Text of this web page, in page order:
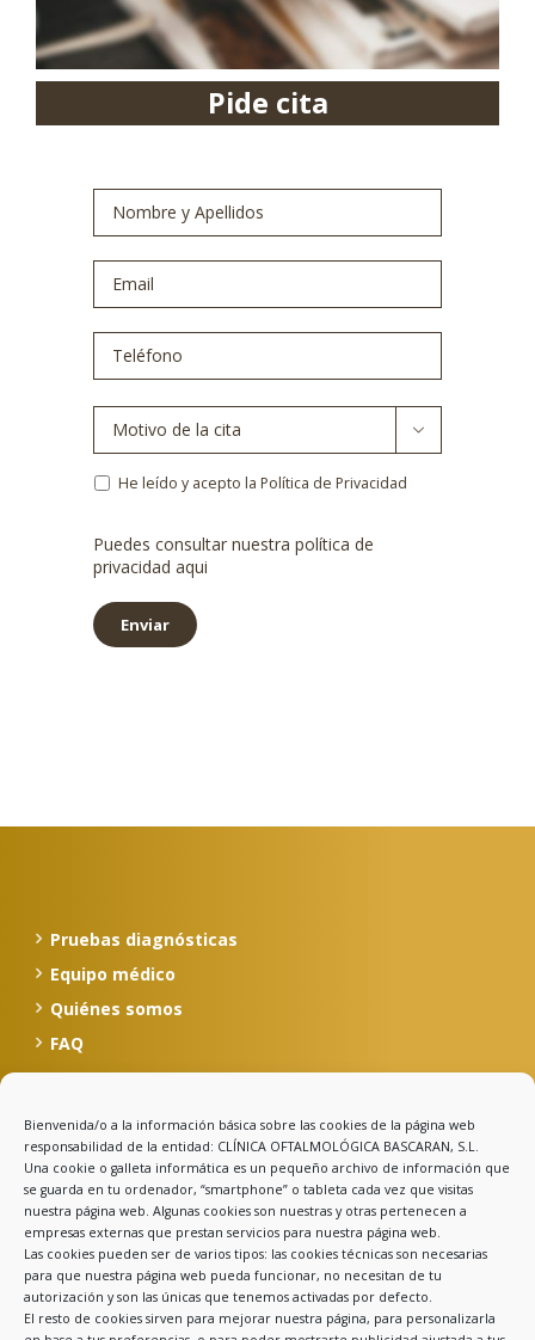
Bienvenida/o a la información básica sobre las cookies de la página web
responsabilidad de la entidad: CLÍNICA OFTALMOLÓGICA BASCARAN, S.L.
Una cookie o galleta informática es un pequeño archivo de información que
se guarda en tu ordenador, “smartphone” o tableta cada vez que visitas
nuestra página web. Algunas cookies son nuestras y otras pertenecen a
empresas externas que prestan servicios para nuestra página web.
Las cookies pueden ser de varios tipos: las cookies técnicas son necesarias
para que nuestra página web pueda funcionar, no necesitan de tu
autorización y son las únicas que tenemos activadas por defecto.
El resto de cookies sirven para mejorar nuestra página, para personalizarla
Pide cita
Nombre
*
Email *
Teléfono *
de

Política
He leído y acepto la Política de Privacidad
Puedes consultar nuestra política de
privacidadaqui
Enviar
Pruebas diagnósticas
Equipo médico
Quiénes somos
FAQ
Calle Celso Amieva, 12, 1º
33500 Llanes - Asturias
985 403 030
clinicabascaran@clinicabascaran.com